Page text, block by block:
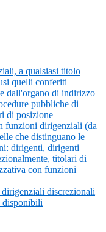
a qualsiasi titolo
quelli conferiti
dall'organo di indirizzo
pubbliche di
di posizione
funzioni dirigenziali (da
che distinguano le
dirigenti, dirigenti
titolari di
con funzioni
discrezionali
disponibili